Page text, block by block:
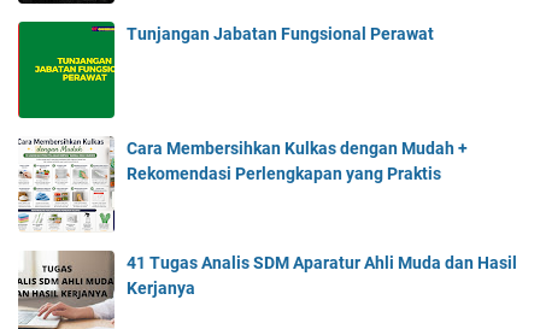
Tunjangan Jabatan Fungsional Perawat
Cara Membersihkan Kulkas dengan Mudah +
Rekomendasi Perlengkapan yang Praktis
41 Tugas Analis SDM Aparatur Ahli Muda dan Hasil
Kerjanya